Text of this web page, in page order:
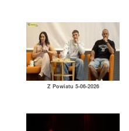
Z Powiatu 5-06-2026